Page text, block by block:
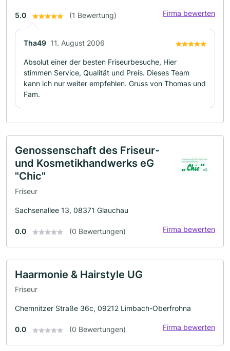
5.0 (1 Bewertung) Firma bewerten
Tha49 11. August 2006
Absolut einer der besten Friseurbesuche, Hier
stimmen Service, Qualität und Preis. Dieses Team
kann ich nur weiter empfehlen. Gruss von Thomas und
Fam.
Genossenschaft des Friseur-
und Kosmetikhandwerks eG
"Chic"
Friseur
Sachsenallee 13, 08371 Glauchau
0.0 (0 Bewertungen) Firma bewerten
Haarmonie & Hairstyle UG
Friseur
Chemnitzer Straße 36c, 09212 Limbach-Oberfrohna
0.0 (0 Bewertungen) Firma bewerten